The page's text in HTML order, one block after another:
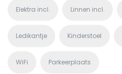
Elektra incl. Linnen incl.
Ledikantje Kinderstoel
WiFi Parkeerplaats